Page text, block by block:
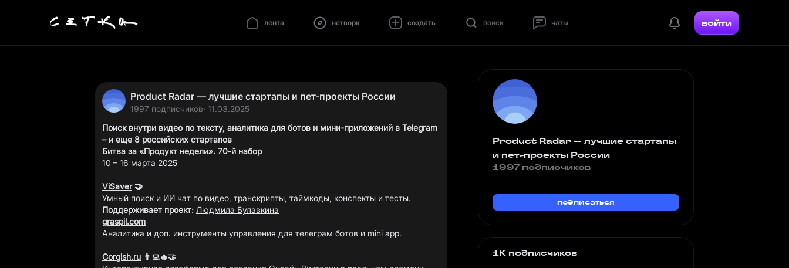
лента нетворк создать поиск чаты войти
Product Radar — лучшие стартапы и пет-проекты России
1997 подписчиков· 11.03.2025
Поиск внутри видео по тексту, аналитика для ботов и мини-приложений в Telegram
– и еще 8 российских стартапов
Битва за «Продукт недели». 70-й набор
10 – 16 марта 2025
ViSaver 🤝
Поддерживает проект: Людмила Булавкина
graspil.com
Аналитика и доп. инструменты управления для телеграм ботов и mini app.
Corgish.ru 👨‍💻🔥🤝
Product Radar — лучшие стартапы
и пет-проекты России
1997 подписчиков
подписаться
1K подписчиков